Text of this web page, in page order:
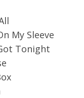
My Sleeve
Tonight